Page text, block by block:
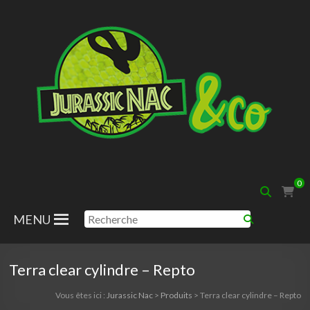
Nac
0
MENU
Terra clear cylindre – Repto
Vous êtes ici : Jurassic Nac> Produits > Terra clear cylindre – Repto